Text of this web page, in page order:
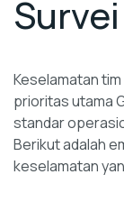
Survei
Keselamatan
prioritas utama
standar
Berikut adalah
keselamatan